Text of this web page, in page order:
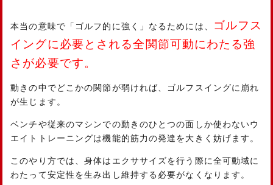
本当の意味で「ゴルフ的に強く」なるためには、
ゴルフス
イングに必要とされる全関節可動にわたる強
さが必要です。
動きの中でどこかの関節が弱ければ、ゴルフスイングに崩れ
が生じます。
ベンチや従来のマシンでの動きのひとつの面しか使わないウ
エイトトレーニングは機能的筋力の発達を大きく妨げます。
このやり方では、身体はエクササイズを行う際に全可動域に
わたって安定性を生み出し維持する必要がなくなります。